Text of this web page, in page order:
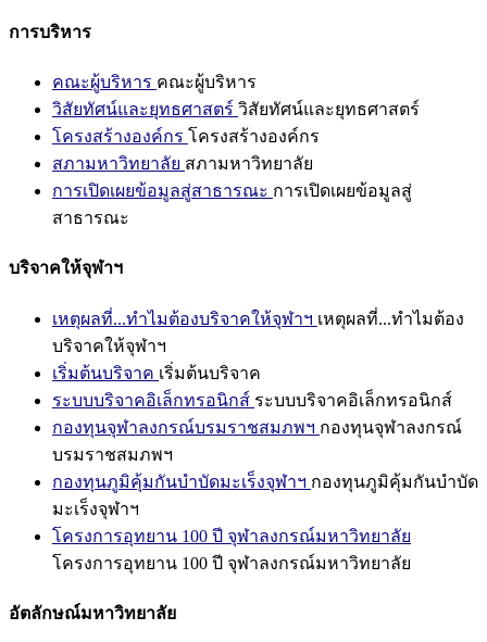
การบริหาร
คณะผู้บริหาร คณะผู้บริหาร
วิสัยทัศน์และยุทธศาสตร์ วิสัยทัศน์และยุทธศาสตร์
โครงสร้างองค์กร โครงสร้างองค์กร
สภามหาวิทยาลัย สภามหาวิทยาลัย
การเปิดเผยข้อมูลสู่สาธารณะ การเปิดเผยข้อมูลสู่
สาธารณะ
บริจาคให้จุฬาฯ
เหตุผลที่...ทำไมต้องบริจาคให้จุฬาฯ เหตุผลที่...ทำไมต้อง
บริจาคให้จุฬาฯ
เริ่มต้นบริจาค เริ่มต้นบริจาค
ระบบบริจาคอิเล็กทรอนิกส์ ระบบบริจาคอิเล็กทรอนิกส์
กองทุนจุฬาลงกรณ์บรมราชสมภพฯ กองทุนจุฬาลงกรณ์
บรมราชสมภพฯ
กองทุนภูมิคุ้มกันบำบัดมะเร็งจุฬาฯ กองทุนภูมิคุ้มกันบำบัด
มะเร็งจุฬาฯ
โครงการอุทยาน 100 ปี จุฬาลงกรณ์มหาวิทยาลัย
โครงการอุทยาน 100 ปี จุฬาลงกรณ์มหาวิทยาลัย
อัตลักษณ์มหาวิทยาลัย